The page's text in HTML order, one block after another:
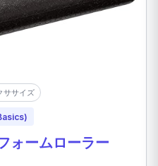
ササイズ
ォームローラー